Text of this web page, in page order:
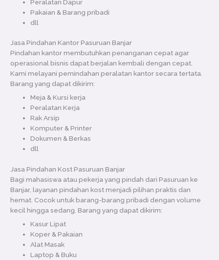
Peralatan Dapur
Pakaian & Barang pribadi
dll
Jasa Pindahan Kantor Pasuruan Banjar
Pindahan kantor membutuhkan penanganan cepat agar
operasional bisnis dapat berjalan kembali dengan cepat.
Kami melayani pemindahan peralatan kantor secara tertata.
Barang yang dapat dikirim:
Meja & Kursi kerja
Peralatan Kerja
Rak Arsip
Komputer & Printer
Dokumen & Berkas
dll
Jasa Pindahan Kost Pasuruan Banjar
Bagi mahasiswa atau pekerja yang pindah dari Pasuruan ke
Banjar, layanan pindahan kost menjadi pilihan praktis dan
hemat. Cocok untuk barang-barang pribadi dengan volume
kecil hingga sedang. Barang yang dapat dikirim:
Kasur Lipat
Koper & Pakaian
Alat Masak
Laptop & Buku